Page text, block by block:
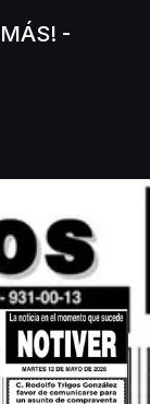
-